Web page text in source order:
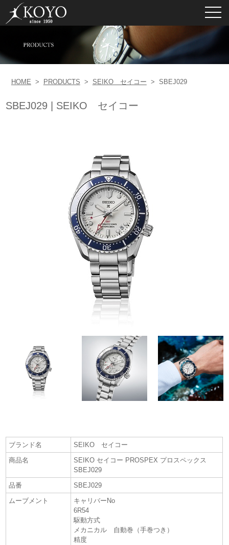
HOME > PRODUCTS > SEIKO セイコー > SBEJ029
SBEJ029 | SEIKO セイコー
ブランド名
SEIKO セイコー
商品名
SEIKO セイコー PROSPEX プロスペックス
SBEJ029
品番
SBEJ029
ムーブメント
キャリバーNo
6R54
駆動方式
メカニカル 自動巻（手巻つき）
精度